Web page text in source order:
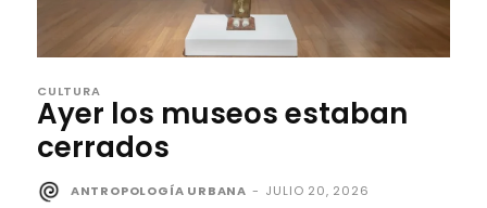
CULTURA
Ayer los museos estaban
cerrados
ANTROPOLOGÍA URBANA - JULIO 20, 2026